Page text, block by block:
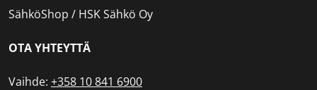
SähköShop / HSK Sähkö Oy
OTA YHTEYTTÄ
Vaihde: +358 10 841 6900